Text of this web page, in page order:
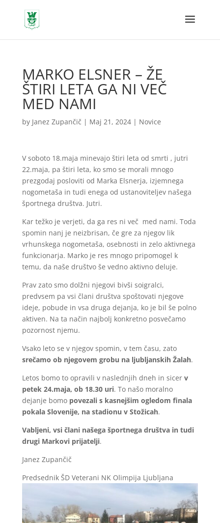
MARKO ELSNER – ŽE
ŠTIRI LETA GA NI VEČ
MED NAMI
by Janez Zupančič | Maj 21, 2024| Novice
V soboto 18.maja minevajo štiri leta od smrti , jutri
22.maja, pa štiri leta, ko smo se morali mnogo
prezgodaj posloviti od Marka Elsnerja, izjemnega
nogometaša in tudi enega od ustanoviteljev našega
športnega društva. Jutri.
Kar težko je verjeti, da ga res ni več med nami. Toda
spomin nanj je neizbrisan, če gre za njegov lik
vrhunskega nogometaša, osebnosti in zelo aktivnega
funkcionarja. Marko je res mnogo pripomogel k
temu, da naše društvo še vedno aktivno deluje.
Prav zato smo dolžni njegovi bivši soigralci,
predvsem pa vsi člani društva spoštovati njegove
ideje, pobude in vsa druga dejanja, ko je bil še polno
aktiven. Na ta način najbolj konkretno posvečamo
pozornost njemu.
Vsako leto se v njegov spomin, v tem času, zato
srečamo ob njegovem grobu na ljubljanskih Žalah.
Letos bomo to opravili v naslednjih dneh in sicer v
petek 24.maja, ob 18.30 uri. To našo moralno
dejanje bomo povezali s kasnejšim ogledom finala
pokala Slovenije, na stadionu v Stožicah.
Vabljeni, vsi člani našega športnega društva in tudi
drugi Markovi prijatelji.
Janez Zupančič
Predsednik ŠD Veterani NK Olimpija Ljubljana